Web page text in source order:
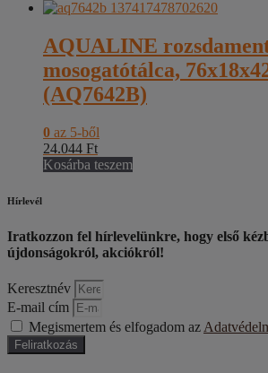
AQUALINE
mosogatótálca,
(AQ7642B)
0 az 5-ből
24.044 Ft
Kosárba teszem
Hírlevél
Iratkozzon fel hírlevelünkre, hogy első
újdonságokról, akciókról!
Keresztnév
E-mail cím
Megismertem és elfogadom az
Feliratkozás